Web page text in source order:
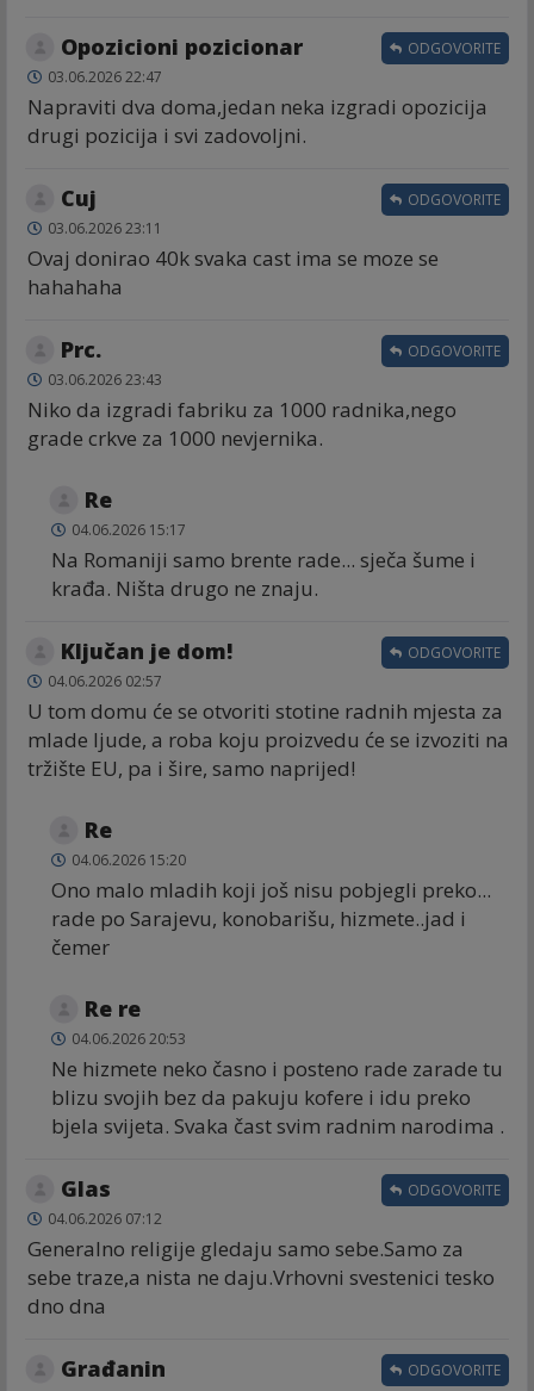
Opozicioni pozicionar
03.06.2026 22:47
Napraviti dva doma,jedan neka izgradi opozicija
drugi pozicija i svi zadovoljni.
ODGOVORITE
Cuj
03.06.2026 23:11
Ovaj donirao 40k svaka cast ima se moze se
hahahaha
ODGOVORITE
Prc.
03.06.2026 23:43
Niko da izgradi fabriku za 1000 radnika,nego
grade crkve za 1000 nevjernika.
ODGOVORITE
Re
04.06.2026 15:17
Na Romaniji samo brente rade... sječa šume i
krađa. Ništa drugo ne znaju.
Ključan je dom!
04.06.2026 02:57
U tom domu će se otvoriti stotine radnih mjesta za
mlade ljude, a roba koju proizvedu će se izvoziti na
tržište EU, pa i šire, samo naprijed!
ODGOVORITE
Re
04.06.2026 15:20
Ono malo mladih koji još nisu pobjegli preko...
rade po Sarajevu, konobarišu, hizmete..jad i
čemer
Re re
04.06.2026 20:53
Ne hizmete neko časno i posteno rade zarade tu
blizu svojih bez da pakuju kofere i idu preko
bjela svijeta. Svaka čast svim radnim narodima .
Glas
04.06.2026 07:12
Generalno religije gledaju samo sebe.Samo za
sebe traze,a nista ne daju.Vrhovni svestenici tesko
dno dna
ODGOVORITE
Građanin ODGOVORITE